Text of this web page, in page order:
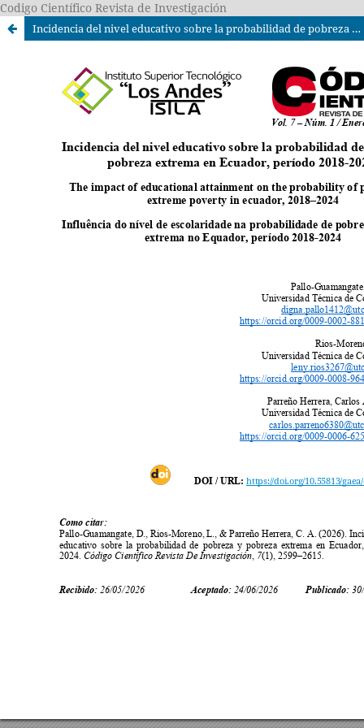
Codigo Científico Revista de Investigación
Incidencia del nivel educativo sobre la probabilidad de pobreza y pobreza extrema en Ecuador, período 2018-2024